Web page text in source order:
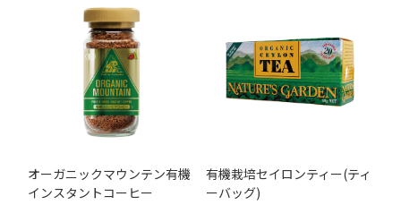
オーガニックマウンテン有機
インスタントコーヒー
有機栽培セイロンティー(ティ
ーバッグ)